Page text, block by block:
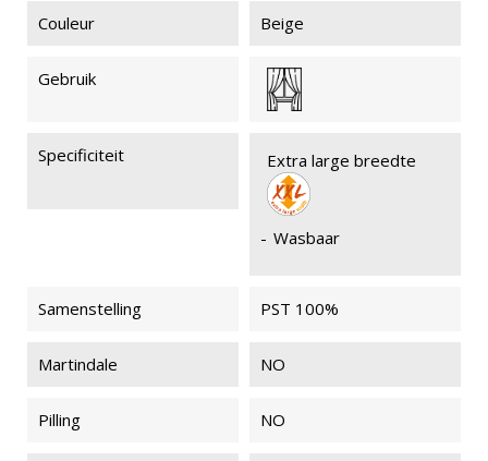
Couleur Beige
Gebruik
Specificiteit Extra large breedte
- Wasbaar
Samenstelling PST 100%
Martindale NO
Pilling NO